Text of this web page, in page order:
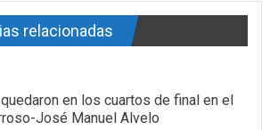
relacionadas
en los cuartos de final en el
José Manuel Alvelo